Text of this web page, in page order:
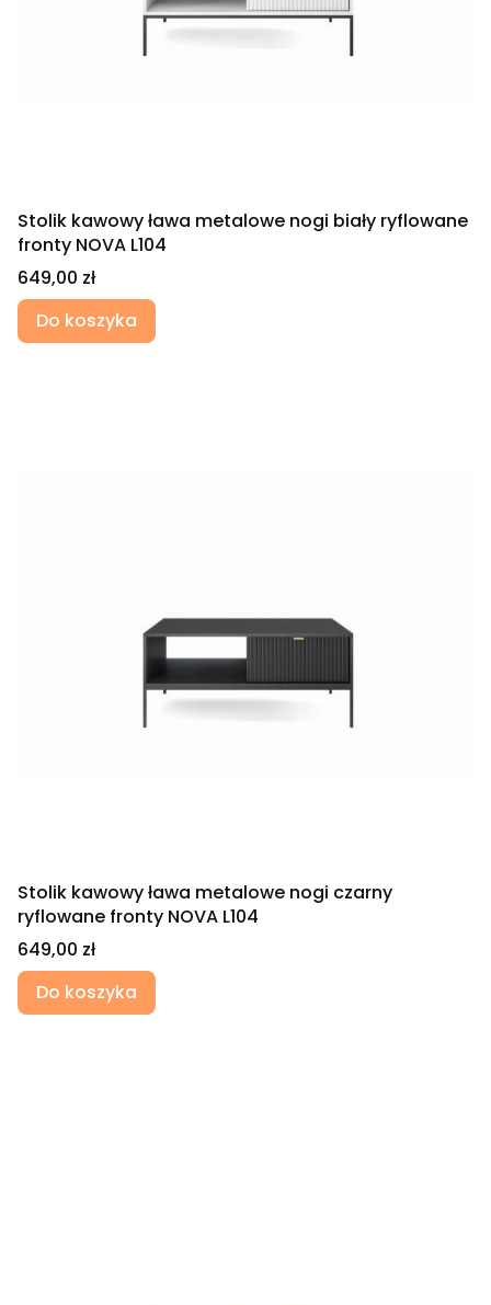
Stolik kawowy ława metalowe nogi biały ryflowane
fronty NOVA L104
Cena
649,00 zł
Do koszyka
Stolik kawowy ława metalowe nogi czarny
ryflowane fronty NOVA L104
Cena
649,00 zł
Do koszyka